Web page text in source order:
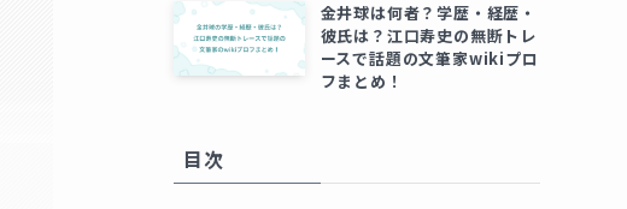
金井球は何者？学歴・経歴・
彼氏は？江口寿史の無断トレ
ースで話題の文筆家wikiプロ
フまとめ！
目次